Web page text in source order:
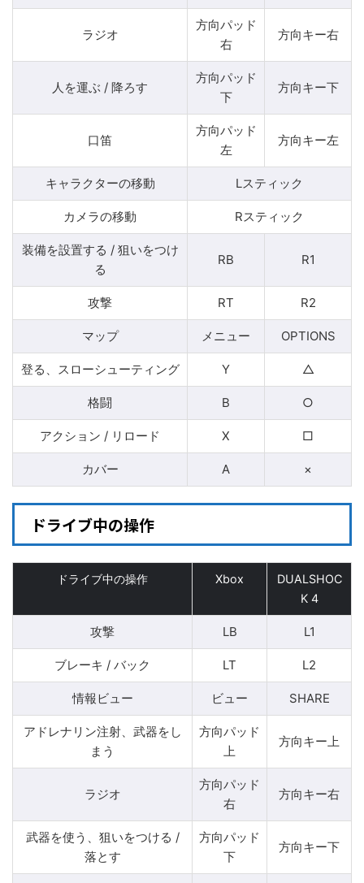
ラジオ
方向パッド
右
方向キー右
人を運ぶ / 降ろす
方向パッド
下
方向キー下
口笛
方向パッド
左
方向キー左
キャラクターの移動 Lスティック
カメラの移動 Rスティック
装備を設置する / 狙いをつけ
る
RB R1
攻撃 RT R2
マップ メニュー OPTIONS
登る、スローシューティング Y △
格闘 B ○
アクション / リロード X □
カバー A ×
ドライブ中の操作
ドライブ中の操作 Xbox
DUALSHOC
K 4
攻撃 LB L1
ブレーキ / バック LT L2
情報ビュー ビュー SHARE
アドレナリン注射、武器をし
まう
方向パッド
上
方向キー上
ラジオ
方向パッド
右
方向キー右
武器を使う、狙いをつける /
落とす
方向パッド
下
方向キー下